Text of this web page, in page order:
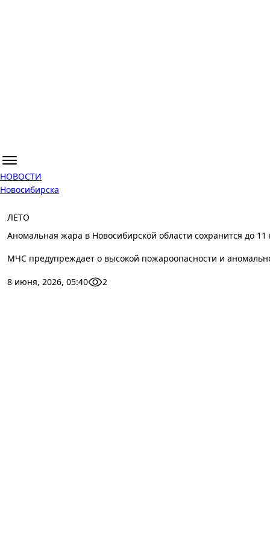
НОВОСТИ
Новосибирска
ЛЕТО
Аномальная жара в Новосибирской области сохранится до
МЧС предупреждает о высокой пожароопасности и
8 июня, 2026, 05:40 2